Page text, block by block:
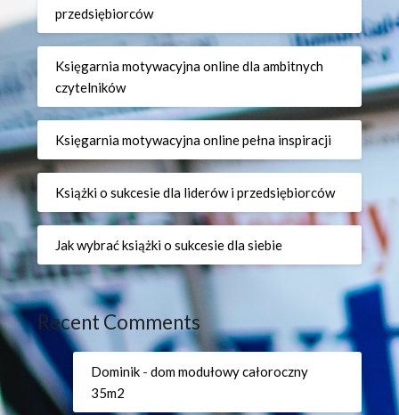
przedsiębiorców
Księgarnia motywacyjna online dla ambitnych
czytelników
Księgarnia motywacyjna online pełna inspiracji
Książki o sukcesie dla liderów i przedsiębiorców
Jak wybrać książki o sukcesie dla siebie
Recent Comments
Dominik -dom modułowy całoroczny
35m2